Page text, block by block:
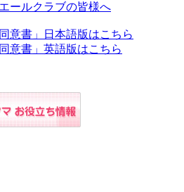
ールクラブの皆様へ
意書」日本語版はこちら
意書」英語版はこちら